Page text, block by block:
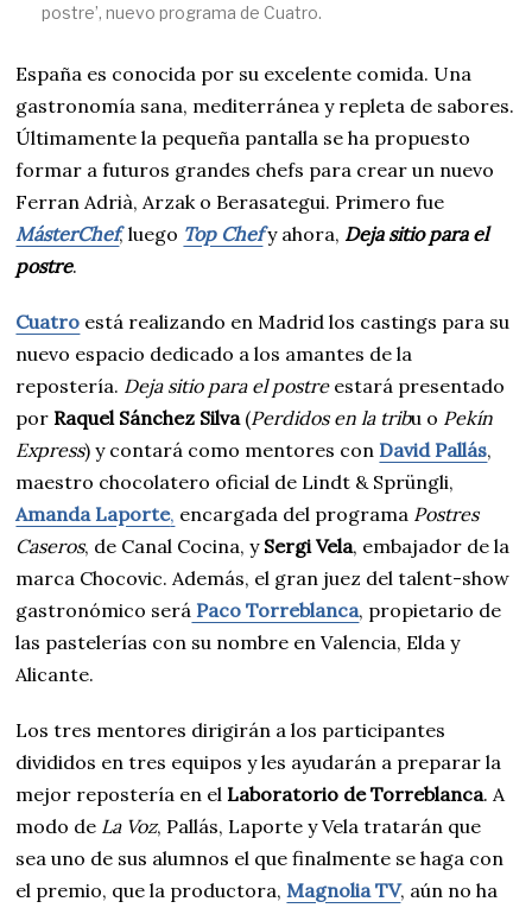
postre’, nuevo programa de Cuatro.
España es conocida por su excelente comida. Una
gastronomía sana, mediterránea y repleta de sabores.
Últimamente la pequeña pantalla se ha propuesto
formar a futuros grandes chefs para crear un nuevo
Ferran Adrià, Arzak o Berasategui. Primero fue
MásterChef, luego Top Chef y ahora, Deja sitio para el
postre.
Cuatro está realizando en Madrid los castings para su
nuevo espacio dedicado a los amantes de la
repostería. Deja sitio para el postreestará presentado
por Raquel Sánchez Silva(Perdidos en la tribu o Pekín
Express) y contará como mentores con David Pallás,
maestro chocolatero oficial de Lindt & Sprüngli,
Amanda Laporte, encargada del programa Postres
Caseros, de Canal Cocina, y Sergi Vela, embajador de la
marca Chocovic. Además, el gran juez del talent-show
gastronómico será Paco Torreblanca, propietario de
las pastelerías con su nombre en Valencia, Elda y
Alicante.
Los tres mentores dirigirán a los participantes
divididos en tres equipos y les ayudarán a preparar la
mejor repostería en el Laboratorio de Torreblanca. A
modo de La Voz, Pallás, Laporte y Vela tratarán que
sea uno de sus alumnos el que finalmente se haga con
el premio, que la productora, Magnolia TV, aún no ha